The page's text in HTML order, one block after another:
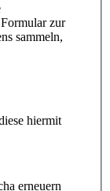
zur
sammeln,
hiermit